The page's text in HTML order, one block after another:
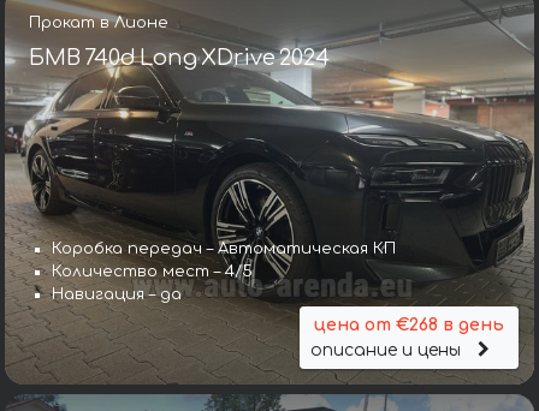
Прокат в Лионе
БМВ 740d Long XDrive 2024
Коробка передач – Автоматическая КП
Количество мест – 4/5
Навигация – да
цена от €268 в день
описание и цены